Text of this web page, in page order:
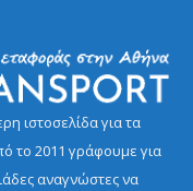
ιστοσελίδα για τα
το 2011 γράφουμε για
αναγνώστες να